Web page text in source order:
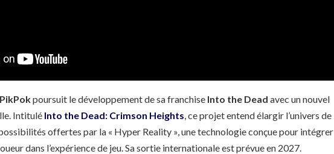
PikPokpoursuit le développement de sa franchise Into the Dead avec un nouvel
Intitulé Into the Dead: Crimson Heights , ce projet entend élargir l’univers de
offertes par la « Hyper Reality », une technologie conçue pour intégrer
dans l’expérience de jeu. Sa sortie internationale est prévue en 2027.